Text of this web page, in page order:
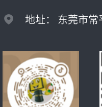
地址： 东莞市